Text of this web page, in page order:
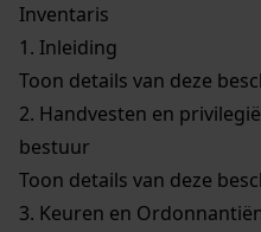
Inventaris
1. Inleiding
Toon details van deze
2. Handvesten en
bestuur
Toon details van deze
3. Keuren en